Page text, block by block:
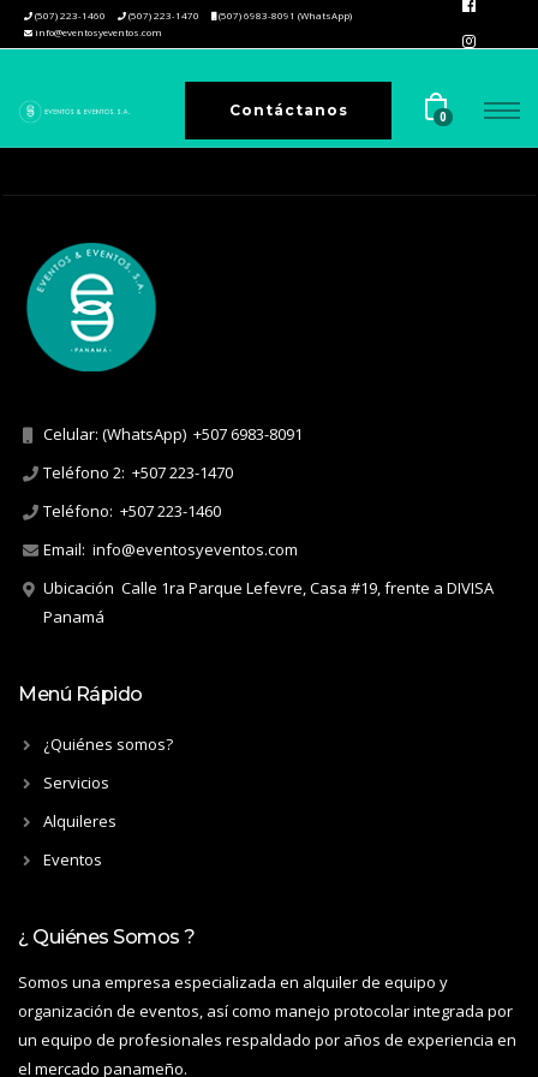
(507) 223-1460 (507) 223-1470
(507) 6983-8091 (WhatsApp)
info@eventosyeventos.com
Contáctanos 0
Celular: (WhatsApp) +507 6983-8091
Teléfono 2: +507 223-1470
Teléfono: +507 223-1460
Email: info@eventosyeventos.com
Ubicación Calle 1ra Parque Lefevre, Casa #19, frente a DIVISA
Panamá
Menú Rápido
¿Quiénes somos?
Servicios
Alquileres
Eventos
¿ Quiénes Somos ?
Somos una empresa especializada en alquiler de equipo y
organización de eventos, así como manejo protocolar integrada por
un equipo de profesionales respaldado por años de experiencia en
el mercado panameño.